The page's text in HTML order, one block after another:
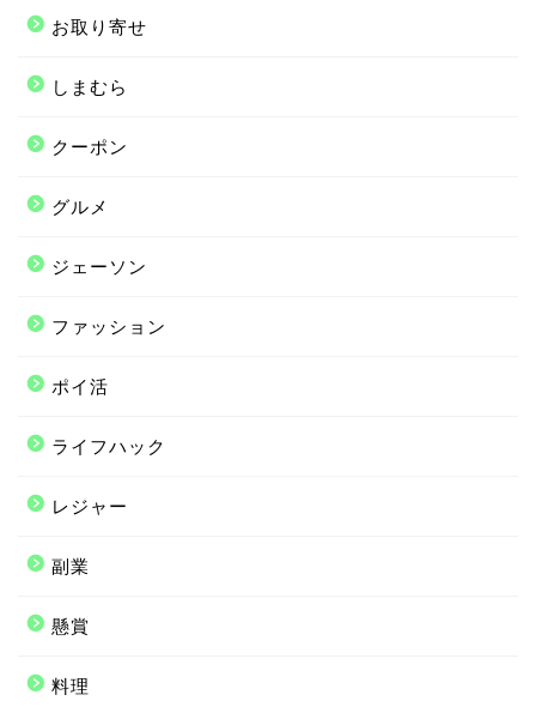
お取り寄せ
しまむら
クーポン
グルメ
ジェーソン
ファッション
ポイ活
ライフハック
レジャー
副業
懸賞
料理